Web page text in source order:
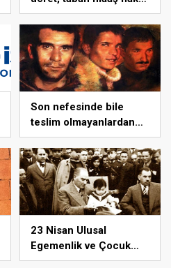
adil atama sistemi, laik,
bilimsel, demokratik,
parasız bir eğitim
sistemi sağlanana dek
mücadelemizi
sürdüreceğiz.
Son nefesinde bile
teslim olmayanlardan
aldığımız bayrağı “Tam
Bağımsız Türkiye”
mücadelemizde
dalgalandırıyoruz.
23 Nisan Ulusal
Egemenlik ve Çocuk
Bayramı’mız kutlu olsun